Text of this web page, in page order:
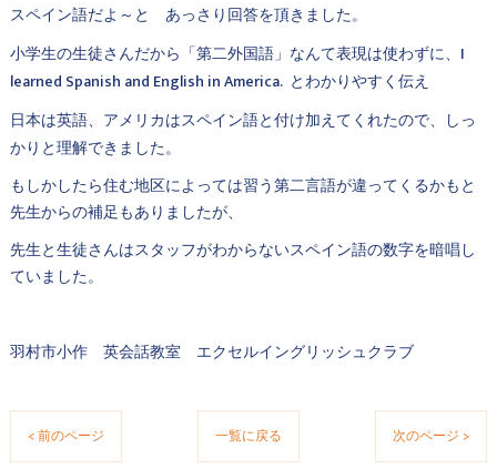
スペイン語だよ～と あっさり回答を頂きました。
小学生の生徒さんだから「第二外国語」なんて表現は使わずに、I
learned Spanish and English in America. とわかりやすく伝え
日本は英語、アメリカはスペイン語と付け加えてくれたので、しっ
かりと理解できました。
もしかしたら住む地区によっては習う第二言語が違ってくるかもと
先生からの補足もありましたが、
先生と生徒さんはスタッフがわからないスペイン語の数字を暗唱し
ていました。
羽村市小作 英会話教室 エクセルイングリッシュクラブ
< 前のページ 一覧に戻る 次のページ >